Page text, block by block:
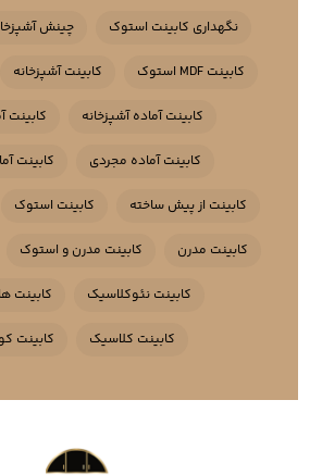
نگهداری کابینت استوک چینش
کابینت MDF استوک کابینت آشپزخانه
کابینت آماده آشپزخانه کابینت
کابینت آماده مجردی کابینت
کابینت از پیش ساخته کابینت استوک
کابینت مدرن کابینت مدرن و استوک
کابینت نئوکلاسیک کابینت
کابینت کلاسیک کابینت